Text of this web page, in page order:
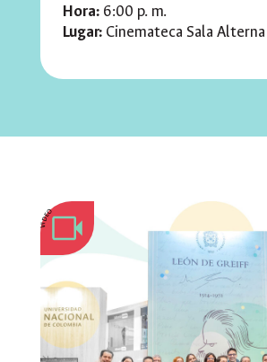
Hora:6:00 p. m.
Lugar:Cinemateca Sala
VIDEO